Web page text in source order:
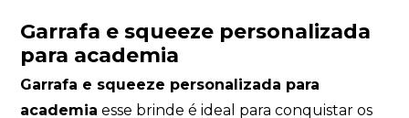
Garrafa e squeeze personalizada
para academia
Garrafa e squeeze personalizada para
academia esse brinde é ideal para conquistar os